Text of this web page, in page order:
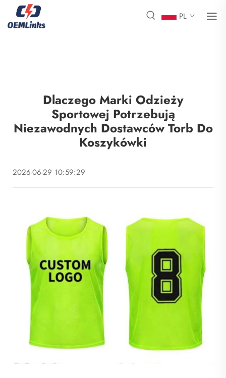
PL
Dlaczego Marki Odzieży
Sportowej Potrzebują
Niezawodnych Dostawców Torb Do
Koszykówki
2026-06-29 10:59:29